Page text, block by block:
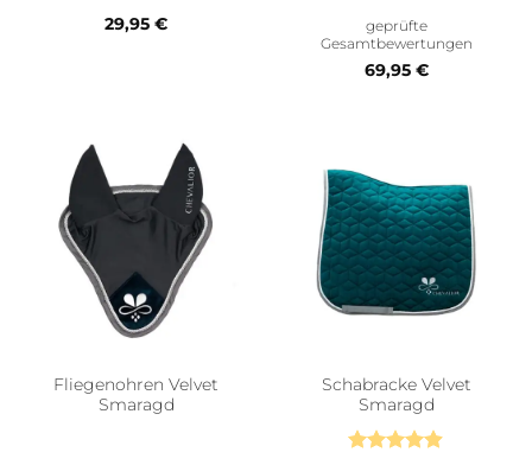
29,95 €
mit5von
5
geprüfte
Gesamtbewertungen
69,95 €
Fliegenohren Velvet
Smaragd
Schabracke Velvet
Smaragd